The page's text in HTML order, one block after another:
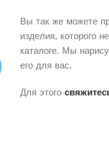
Вы так же можете
изделия, которого
каталоге. Мы
его для вас.
Для этого